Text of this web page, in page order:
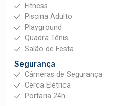
Fitness
Piscina Adulto
Playground
Quadra Tênis
Salão de Festa
Segurança
Câmeras de Segurança
Cerca Elétrica
Portaria 24h